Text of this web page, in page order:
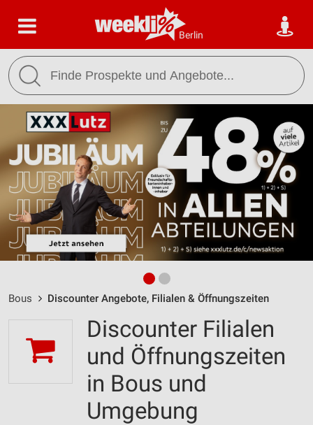
Berlin
Bous Discounter Angebote, Filialen & Öffnungszeiten
Discounter Filialen
und Öffnungszeiten
in Bous und
Umgebung